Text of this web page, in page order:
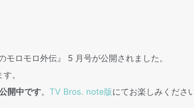
ロモロ外伝』 5 ⽉号が公開されました。
。
開中です。 TV Bros. note版にてお楽しみください